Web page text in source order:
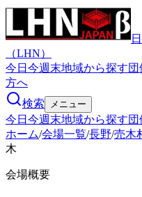
（LHN）
今日 今週末地域から探す
方へ
検索
メニュー
今日 今週末地域から探す
ホーム/会場一覧/長野/売木
木
会場概要